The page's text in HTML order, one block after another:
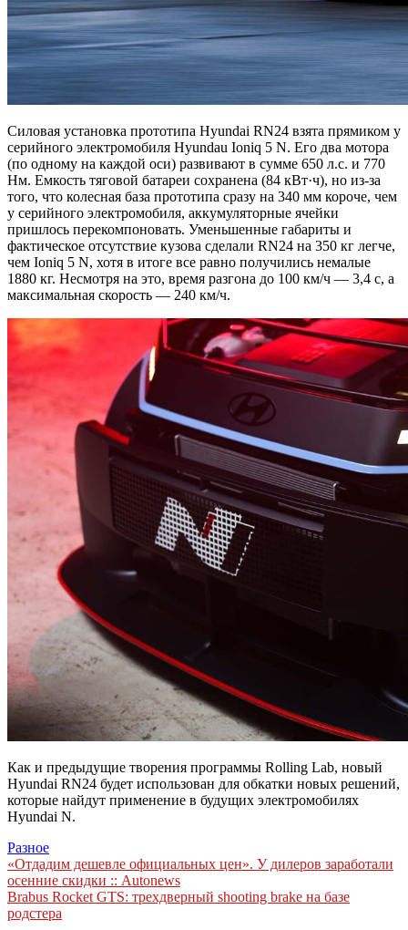
Силовая установка прототипа Hyundai RN24 взята прямиком у
серийного электромобиля Hyundau Ioniq 5 N. Его два мотора
(по одному на каждой оси) развивают в сумме 650 л.с. и 770
Нм. Емкость тяговой батареи сохранена (84 кВт·ч), но из-за
того, что колесная база прототипа сразу на 340 мм короче, чем
у серийного электромобиля, аккумуляторные ячейки
пришлось перекомпоновать. Уменьшенные габариты и
фактическое отсутствие кузова сделали RN24 на 350 кг легче,
чем Ioniq 5 N, хотя в итоге все равно получились немалые
1880 кг. Несмотря на это, время разгона до 100 км/ч — 3,4 с, а
максимальная скорость — 240 км/ч.
Как и предыдущие творения программы Rolling Lab, новый
Hyundai RN24 будет использован для обкатки новых решений,
которые найдут применение в будущих электромобилях
Hyundai N.
Разное
Навигация
по
записям
«Отдадим дешевле официальных цен». У дилеров заработали
осенние скидки :: Autonews
Brabus Rocket GTS: трехдверный shooting brake на базе
родстера